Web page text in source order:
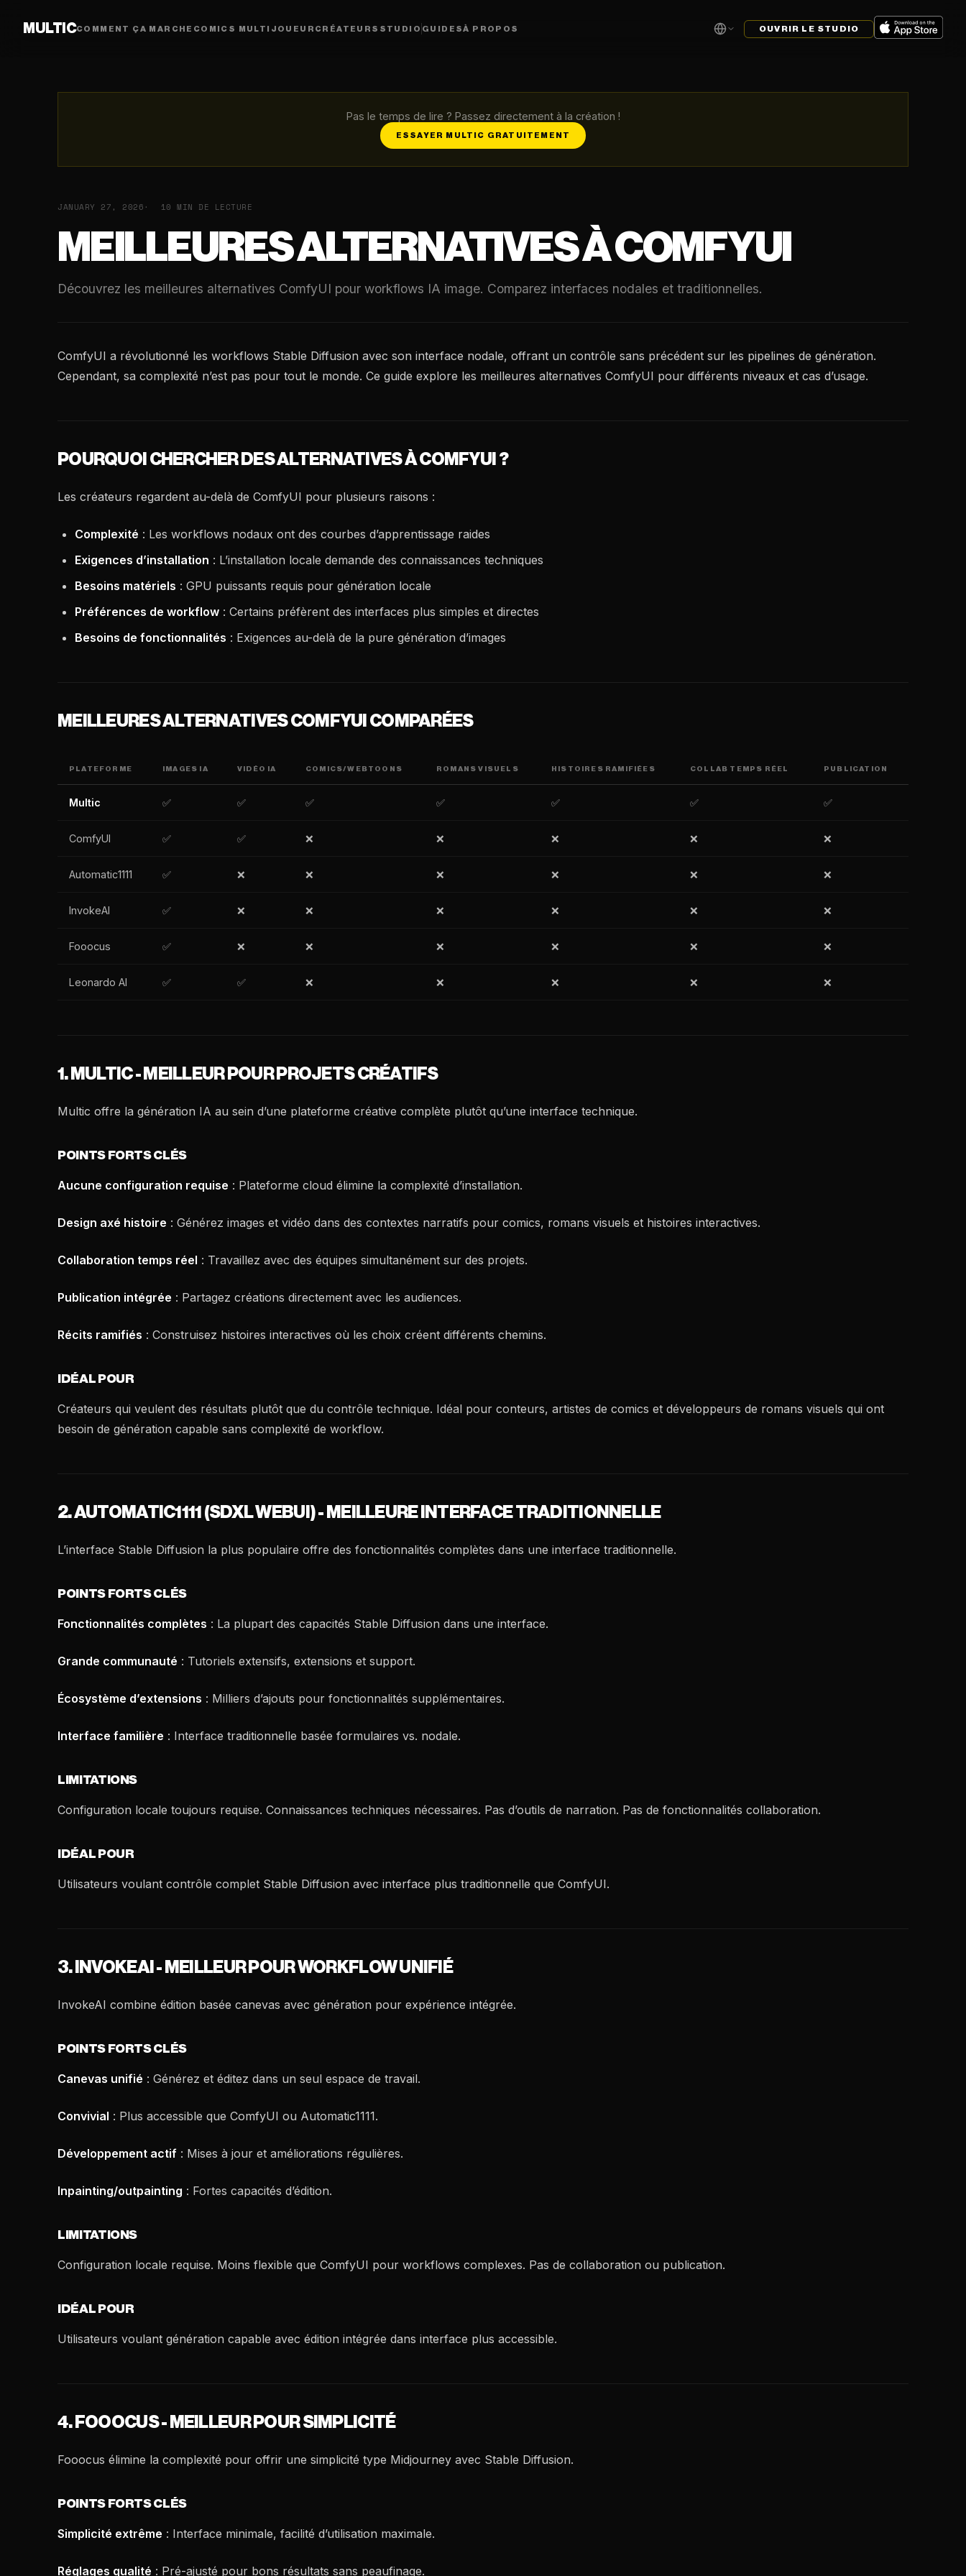
MULTICCOMMENT ÇA MARCHE COMICS MULTIJOUEUR CRÉATEURS STUDIO GUIDESÀ PROPOS OUVRIR LE STUDIO
Pas le temps de lire ? Passez directement à la création !
ESSAYER MULTIC GRATUITEMENT
JANUARY 27, 2026 10 MIN DE LECTURE
MEILLEURES ALTERNATIVES À COMFYUI
Découvrez les meilleures alternatives ComfyUI pour workflows IA image. Comparez interfaces nodales et traditionnelles.
ComfyUI a révolutionné les workflows Stable Diffusion avec son interface nodale, offrant un contrôle sans précédent sur les pipelines de génération.
Cependant, sa complexité n’est pas pour tout le monde. Ce guide explore les meilleures alternatives ComfyUI pour différents niveaux et cas d’usage.
POURQUOI CHERCHER DES ALTERNATIVES À COMFYUI ?
Les créateurs regardent au-delà de ComfyUI pour plusieurs raisons :
Complexité : Les workflows nodaux ont des courbes d’apprentissage raides
Exigences d’installation : L’installation locale demande des connaissances techniques
Besoins matériels : GPU puissants requis pour génération locale
Préférences de workflow : Certains préfèrent des interfaces plus simples et directes
Besoins de fonctionnalités : Exigences au-delà de la pure génération d’images
MEILLEURES ALTERNATIVES COMFYUI COMPARÉES
PLATEFORME IMAGES IA VIDÉO IA COMICS/WEBTOONS ROMANS VISUELS HISTOIRES RAMIFIÉES COLLAB TEMPS RÉEL PUBLICATION
Multic ✅ ✅ ✅ ✅ ✅ ✅ ✅
ComfyUI ✅ ✅ ❌ ❌ ❌ ❌ ❌
Automatic1111 ✅ ❌ ❌ ❌ ❌ ❌ ❌
InvokeAI ✅ ❌ ❌ ❌ ❌ ❌ ❌
Fooocus ✅ ❌ ❌ ❌ ❌ ❌ ❌
Leonardo AI ✅ ✅ ❌ ❌ ❌ ❌ ❌
1. MULTIC - MEILLEUR POUR PROJETS CRÉATIFS
Multic offre la génération IA au sein d’une plateforme créative complète plutôt qu’une interface technique.
POINTS FORTS CLÉS
Aucune configuration requise : Plateforme cloud élimine la complexité d’installation.
Design axé histoire : Générez images et vidéo dans des contextes narratifs pour comics, romans visuels et histoires interactives.
Collaboration temps réel : Travaillez avec des équipes simultanément sur des projets.
Publication intégrée : Partagez créations directement avec les audiences.
Récits ramifiés : Construisez histoires interactives où les choix créent différents chemins.
IDÉAL POUR
Créateurs qui veulent des résultats plutôt que du contrôle technique. Idéal pour conteurs, artistes de comics et développeurs de romans visuels qui ont
besoin de génération capable sans complexité de workflow.
2. AUTOMATIC1111 (SDXL WEBUI) - MEILLEURE INTERFACE TRADITIONNELLE
L’interface Stable Diffusion la plus populaire offre des fonctionnalités complètes dans une interface traditionnelle.
POINTS FORTS CLÉS
Fonctionnalités complètes : La plupart des capacités Stable Diffusion dans une interface.
Grande communauté : Tutoriels extensifs, extensions et support.
Écosystème d’extensions : Milliers d’ajouts pour fonctionnalités supplémentaires.
Interface familière : Interface traditionnelle basée formulaires vs. nodale.
LIMITATIONS
Configuration locale toujours requise. Connaissances techniques nécessaires. Pas d’outils de narration. Pas de fonctionnalités collaboration.
IDÉAL POUR
Utilisateurs voulant contrôle complet Stable Diffusion avec interface plus traditionnelle que ComfyUI.
3. INVOKEAI - MEILLEUR POUR WORKFLOW UNIFIÉ
InvokeAI combine édition basée canevas avec génération pour expérience intégrée.
POINTS FORTS CLÉS
Canevas unifié : Générez et éditez dans un seul espace de travail.
Convivial : Plus accessible que ComfyUI ou Automatic1111.
Développement actif : Mises à jour et améliorations régulières.
Inpainting/outpainting : Fortes capacités d’édition.
LIMITATIONS
Configuration locale requise. Moins flexible que ComfyUI pour workflows complexes. Pas de collaboration ou publication.
IDÉAL POUR
Utilisateurs voulant génération capable avec édition intégrée dans interface plus accessible.
4. FOOOCUS - MEILLEUR POUR SIMPLICITÉ
Fooocus élimine la complexité pour offrir une simplicité type Midjourney avec Stable Diffusion.
POINTS FORTS CLÉS
Simplicité extrême : Interface minimale, facilité d’utilisation maximale.
Réglages qualité : Pré-ajusté pour bons résultats sans peaufinage.